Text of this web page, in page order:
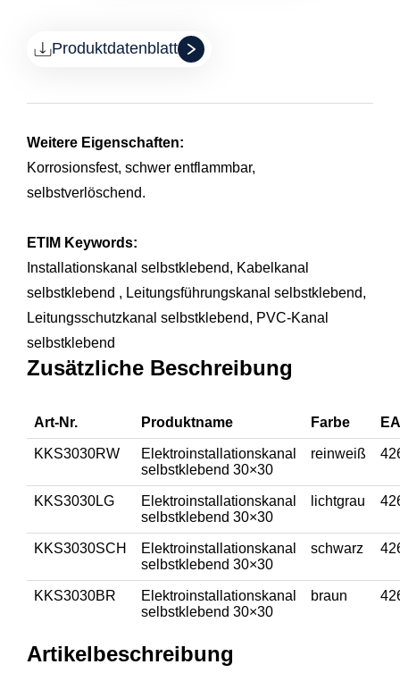
Produktdatenblatt
Weitere Eigenschaften:
Korrosionsfest, schwer entflammbar,
selbstverlöschend.
ETIM Keywords:
Installationskanal selbstklebend, Kabelkanal
selbstklebend , Leitungsführungskanal selbstklebend,
Leitungsschutzkanal selbstklebend, PVC-Kanal
selbstklebend
Zusätzliche Beschreibung
Art-Nr. Produktname Farbe
KKS3030RW
Elektroinstallationskanal
selbstklebend 30×30
reinweiß
KKS3030LG
Elektroinstallationskanal
selbstklebend 30×30
lichtgrau
KKS3030SCH
Elektroinstallationskanal
selbstklebend 30×30
schwarz
KKS3030BR
Elektroinstallationskanal
selbstklebend 30×30
braun
Artikelbeschreibung